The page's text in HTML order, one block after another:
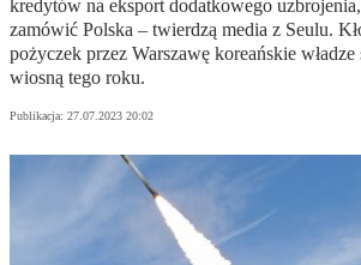
kredytów na eksport dodatkowego
zamówić Polska – twierdzą media z Seulu.
pożyczek przez Warszawę koreańskie
wiosną tego roku.
Publikacja: 27.07.2023 20:02